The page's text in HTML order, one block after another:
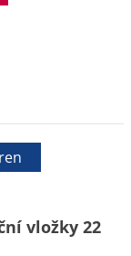
vložky 22